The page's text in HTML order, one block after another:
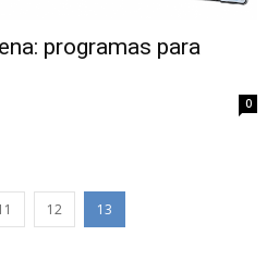
programas para
0
12 13